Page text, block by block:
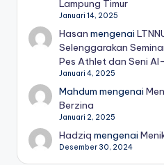
Lampung Timur
Januari 14, 2025
Hasan mengenai
Selenggarakan
Pes Athlet dan Seni
Januari 4, 2025
Mahdum mengenai
Berzina
Januari 2, 2025
Hadziq mengenai
Desember 30, 2024